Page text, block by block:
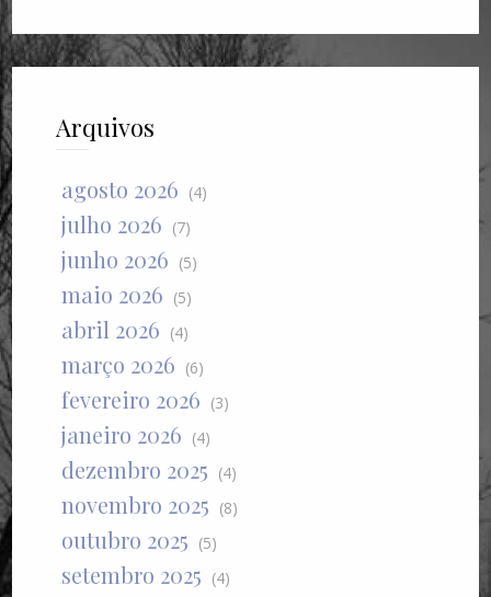
Arquivos
agosto 2026 (4)
julho 2026 (7)
junho 2026 (5)
maio 2026 (5)
abril 2026 (4)
março 2026 (6)
fevereiro 2026 (3)
janeiro 2026 (4)
dezembro 2025 (4)
novembro 2025 (8)
outubro 2025 (5)
setembro 2025 (4)